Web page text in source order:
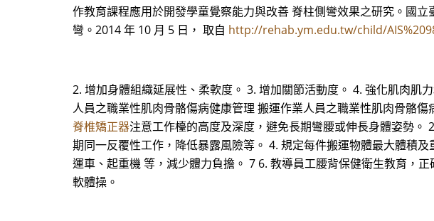
作教育課程應用於開發學童覺察能力與改善 脊柱側彎效果之研究。國
彎。2014 年 10 月 5 日， 取自 http://rehab.ym.edu.tw/child/
2. 增加身體組織延展性、柔軟度。 3. 增加關節活動度。 4. 強化肌肉肌
人員之職業性肌肉骨骼傷病健康管理 搬運作業人員之職業性肌肉骨骼
脊椎矯正器注意工作檯的高度及深度，避免長期彎腰或伸長身體姿勢
期同一反覆性工作，降低暴露風險等。 4. 規定每件搬運物體最大體積
運車、起重機 等，減少體力負擔。 7 6. 教導員工腰背保健衛生教育，
軟體操。